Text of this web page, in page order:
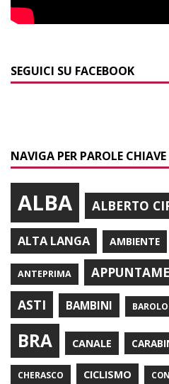
SEGUICI SU FACEBOOK
NAVIGA PER PAROLE CHIAVE
ALBA ALBERTO
ALTA LANGA AMBIENTE
ANTEPRIMA
ASTI
BAMBINI BAROLO
BRA CANALE
CHERASCO CICLISMO